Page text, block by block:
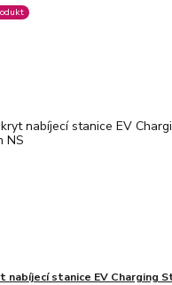
nabíjecí stanice EV Charging